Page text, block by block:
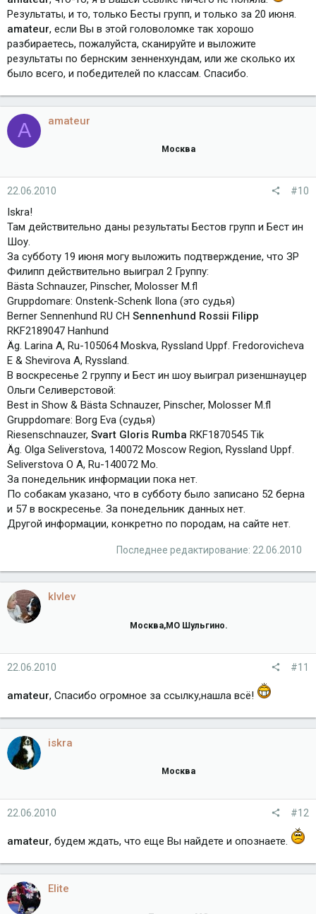
Результаты, и то, только Бесты групп, и только за 20 июня.
amateur, если Вы в этой головоломке так хорошо
разбираетесь, пожалуйста, сканируйте и выложите
результаты по бернским зенненхундам, или же сколько их
было всего, и победителей по классам. Спасибо.
A amateur
Москва
22.06.2010 #10
Iskra!
Там действительно даны результаты Бестов групп и Бест ин
Шоу.
За субботу 19 июня могу выложить подтверждение, что ЗР
Филипп действительно выиграл 2 Группу:
Bästa Schnauzer, Pinscher, Molosser M.fl
Gruppdomare: Onstenk-Schenk Ilona (это судья)
Berner Sennenhund RU CH Sennenhund Rossii Filipp
RKF2189047 Hanhund
Äg. Larina A, Ru-105064 Moskva, Ryssland Uppf. Fredorovicheva
E & Shevirova A, Ryssland.
В воскресенье 2 группу и Бест ин шоу выиграл ризеншнауцер
Ольги Селиверстовой:
Best in Show & Bästa Schnauzer, Pinscher, Molosser M.fl
Gruppdomare: Borg Eva (судья)
Riesenschnauzer, Svart Gloris Rumba RKF1870545 Tik
Äg. Olga Seliverstova, 140072 Moscow Region, Ryssland Uppf.
Seliverstova O A, Ru-140072 Mo.
За понедельник информации пока нет.
По собакам указано, что в субботу было записано 52 берна
и 57 в воскресенье. За понедельник данных нет.
Другой информации, конкретно по породам, на сайте нет.
Последнее редактирование: 22.06.2010
klvlev
Москва,МО Шульгино.
22.06.2010 #11
amateur, Спасибо огромное за ссылку,нашла всё!
iskra
Москва
22.06.2010 #12
amateur, будем ждать, что еще Вы найдете и опознаете.
Elite